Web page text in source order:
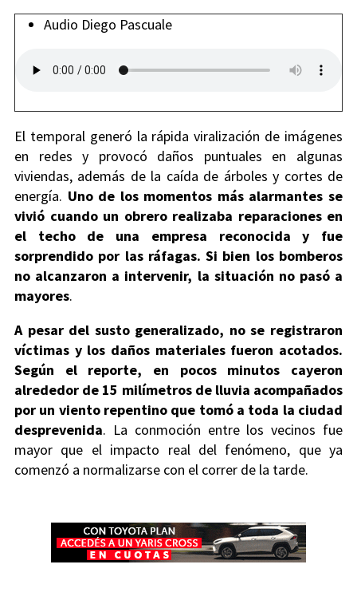
Audio Diego Pascuale
El temporal generó la rápida viralización de imágenes
en redes y provocó daños puntuales en algunas
viviendas, además de la caída de árboles y cortes de
energía. Uno de los momentos más alarmantes se
vivió cuando un obrero realizaba reparaciones en
el techo de una empresa reconocida y fue
sorprendido por las ráfagas. Si bien los bomberos
no alcanzaron a intervenir, la situación no pasó a
mayores.
A pesar del susto generalizado, no se registraron
víctimas y los daños materiales fueron acotados.
Según el reporte, en pocos minutos cayeron
alrededor de 15 milímetros de lluvia acompañados
por un viento repentino que tomó a toda la ciudad
desprevenida. La conmoción entre los vecinos fue
mayor que el impacto real del fenómeno, que ya
comenzó a normalizarse con el correr de la tarde.